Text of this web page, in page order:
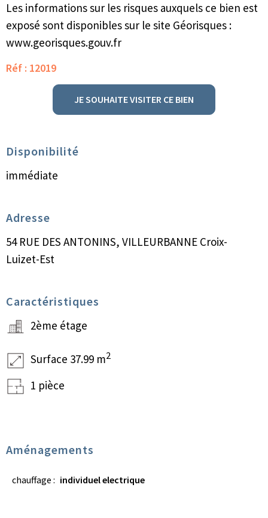
Les informations sur les risques auxquels ce bien est
exposé sont disponibles sur le site Géorisques :
www.georisques.gouv.fr
Réf : 12019
JE SOUHAITE VISITER CE BIEN
Disponibilité
immédiate
Adresse
54 RUE DES ANTONINS, VILLEURBANNE Croix-
Luizet-Est
Caractéristiques
2ème étage
Surface 37.99 m2
1 pièce
Aménagements
chauffage : individuel electrique